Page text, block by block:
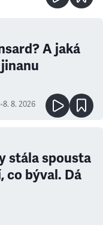
A jaká
•8. 8. 2026
stála spousta
co býval. Dá